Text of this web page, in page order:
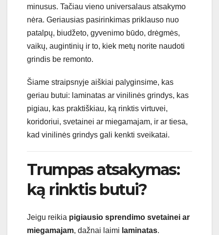
minusus. Tačiau vieno universalaus atsakymo
nėra. Geriausias pasirinkimas priklauso nuo
patalpų, biudžeto, gyvenimo būdo, drėgmės,
vaikų, augintinių ir to, kiek metų norite naudoti
grindis be remonto.
Šiame straipsnyje aiškiai palyginsime, kas
geriau butui: laminatas ar vinilinės grindys, kas
pigiau, kas praktiškiau, ką rinktis virtuvei,
koridoriui, svetainei ar miegamajam, ir ar tiesa,
kad vinilinės grindys gali kenkti sveikatai.
Trumpas atsakymas:
ką rinktis butui?
Jeigu reikia pigiausio sprendimo svetainei ar
miegamajam, dažnai laimi laminatas.